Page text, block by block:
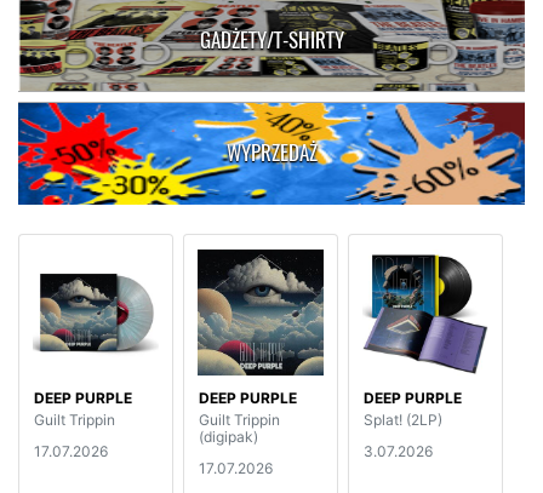
GADŻETY/T-SHIRTY
WYPRZEDAŻ
DEEP PURPLE
Guilt Trippin
17.07.2026
DEEP PURPLE
Guilt Trippin
(digipak)
17.07.2026
DEEP PURPLE
Splat! (2LP)
3.07.2026